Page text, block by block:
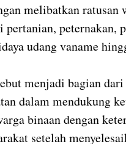
melibatkan ratusan
pertanian, peternakan,
udang vaname
menjadi bagian
dalam mendukung
binaan dengan
setelah